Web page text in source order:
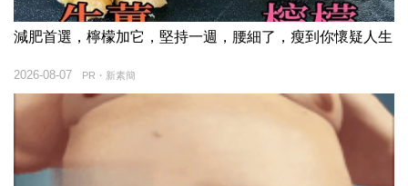
減肥首選，檸檬加它，堅持一週，腰細了，瘦到你懷疑人生
PR・新素簡
2026-08-07